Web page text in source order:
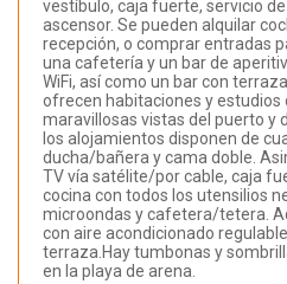
vestíbulo, caja fuerte, servicio
ascensor. Se pueden alquilar
recepción, o comprar entradas
una cafetería y un bar de
WiFi, así como un bar con
ofrecen habitaciones y estudios
maravillosas vistas del puerto y
los alojamientos disponen de
ducha/bañera y cama doble.
TV vía satélite/por cable, caja
cocina con todos los utensilios
microondas y cafetera/tetera.
con aire acondicionado
terraza.Hay tumbonas y
en la playa de arena.